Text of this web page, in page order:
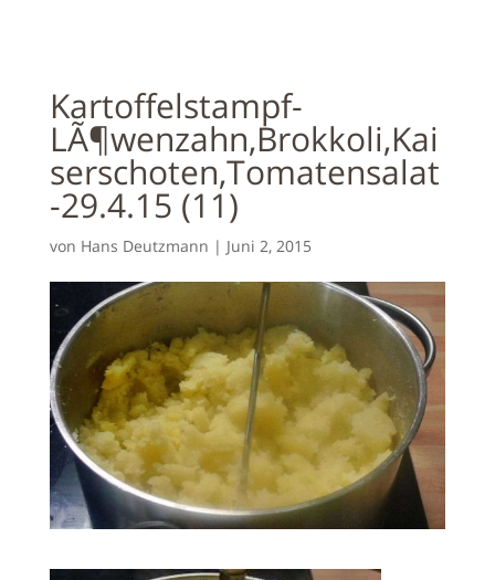
Kartoffelstampf-
LÃ¶wenzahn,Brokkoli,Kai
serschoten,Tomatensalat
-29.4.15 (11)
von Hans Deutzmann | Juni 2, 2015